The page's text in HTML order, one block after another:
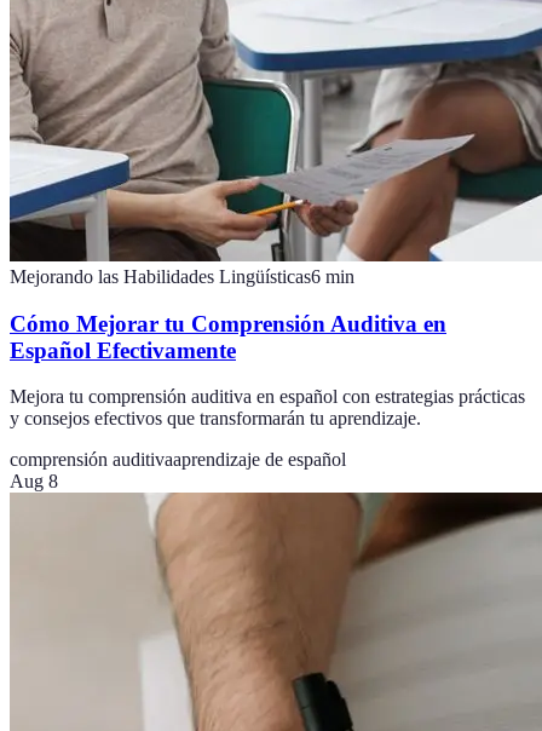
Mejorando las Habilidades Lingüísticas6 min
Cómo Mejorar tu Comprensión Auditiva en
Español Efectivamente
Mejora tu comprensión auditiva en español con estrategias prácticas
y consejos efectivos que transformarán tu aprendizaje.
comprensión auditivaaprendizaje de español
Aug 8